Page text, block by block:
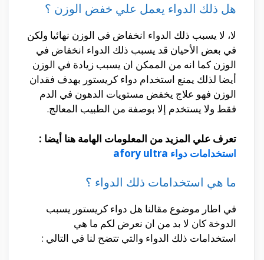
هل ذلك الدواء يعمل علي خفض الوزن ؟
لا، لا يسبب ذلك الدواء انخفاض في الوزن نهائيا ولكن
في بعض الأحيان قد يسبب ذلك الدواء انخفاض في
الوزن كما انه من الممكن ان يسبب زيادة في الوزن
أيضا لذلك يمنع استخدام دواء كريستور بهدف فقدان
الوزن فهو علاج يخفض مستويات الدهون في الدم
فقط ولا يستخدم إلا بوصفة من الطبيب المعالج.
تعرف علي المزيد من المعلومات الهامة هنا أيضا :
استخدامات دواء afory ultra
ما هي استخدامات ذلك الدواء ؟
في اطار موضوع مقالنا هل دواء كريستور يسبب
الدوخة كان لا بد من ان نعرض لكم ما هي
استخدامات ذلك الدواء والتي تتضح لنا في التالي :